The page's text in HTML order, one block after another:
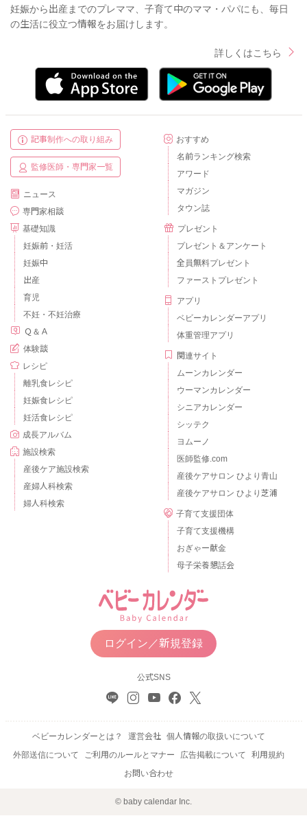
妊娠から出産までのプレママ、子育て中のママ・パパにも、毎日
の生活に役立つ情報をお届けします。
詳しくはこちら
記事制作への取り組み
監修医師・専門家一覧
ニュース
専門家相談
基礎知識
妊娠前・妊活
妊娠中
出産
育児
不妊・不妊治療
Ｑ＆Ａ
体験談
レシピ
離乳食レシピ
妊娠食レシピ
妊活食レシピ
成長アルバム
施設検索
産後ケア施設検索
産婦人科検索
婦人科検索
おすすめ
名前ランキング検索
アワード
マガジン
タウン誌
プレゼント
プレゼント＆アンケート
全員無料プレゼント
ファーストプレゼント
アプリ
ベビーカレンダーアプリ
体重管理アプリ
関連サイト
ムーンカレンダー
ウーマンカレンダー
シニアカレンダー
シッテク
ヨムーノ
医師監修.com
産後ケアサロン ひより青山
産後ケアサロン ひより芝浦
子育て支援団体
子育て支援機構
おぎゃー献金
母子栄養懇話会
ログイン／新規登録
公式SNS
ベビーカレンダーとは？ 運営会社
個人情報の取扱いについて
外部送信について
ご利用のルールとマナー 広告掲載について
利用規約
お問い合わせ
© baby calendar Inc.